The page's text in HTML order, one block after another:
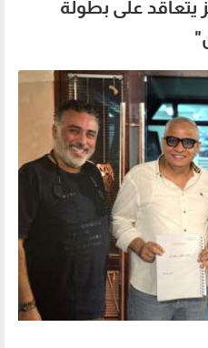
يتعاقد على بطولة